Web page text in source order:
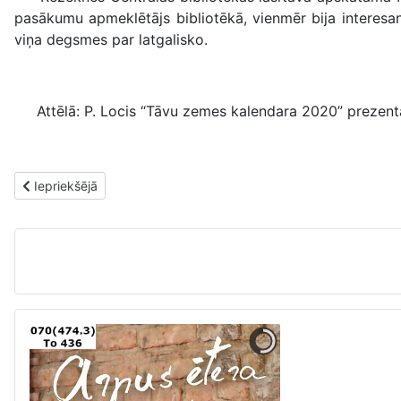
pasākumu apmeklētājs bibliotēkā, vienmēr bija
viņa degsmes par latgalisko.
Attēlā: P. Locis “Tāvu zemes kalendara 2020”
Iepriekšējais raksts: Rēzeknes Centrālajā bibliotēkā izzinoša
Iepriekšējā